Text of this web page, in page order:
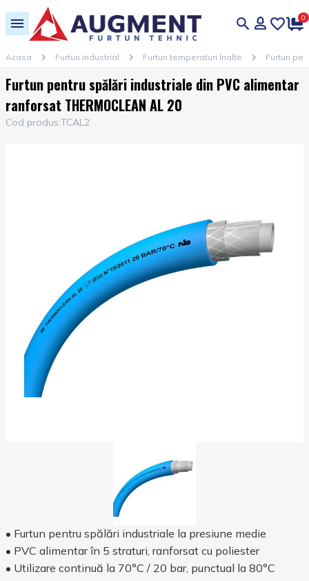
0
Acasa Furtun industrial Furtun temperaturi înalte Furtun
Furtun pentru spălări industriale din PVC alimentar
ranforsat THERMOCLEAN AL 20
Cod produs:TCAL2
• Furtun pentru spălări industriale la presiune medie
• PVC alimentar în 5 straturi, ranforsat cu poliester
• Utilizare continuă la 70°C / 20 bar, punctual la 80°C